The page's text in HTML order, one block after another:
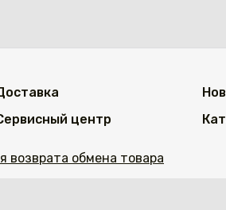
центр
возврата обмена товара